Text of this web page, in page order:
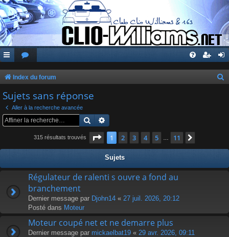
Index du forum
h
Sujets sans réponse
Aller à la recherche avancée
Rechercher
315 résultats trouvés Page 1sur11
1 2 3 4 5 11
Sujets
Régulateur de ralenti s ouvre a fond au
branchement
Dernier message par Djohn14 « 27 juil. 2026, 20:12
Posté dans Moteur
Moteur coupé net et ne demarre plus
Dernier message par mickaelbat19 « 29 avr. 2026, 09:11